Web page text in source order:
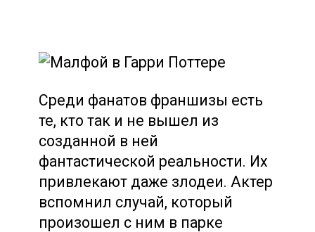
Среди фанатов франшизы есть
те, кто так и не вышел из
созданной в ней
фантастической реальности. Их
привлекают даже злодеи. Актер
вспомнил случай, который
произошел с ним в парке